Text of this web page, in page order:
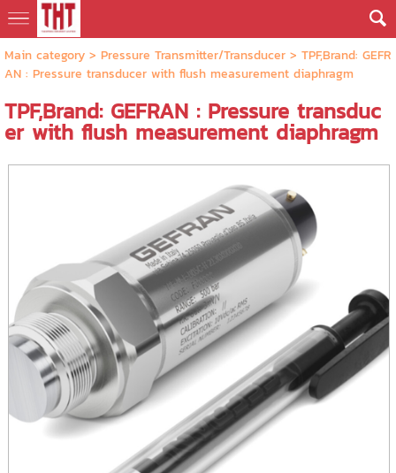
Main category> Pressure Transmitter/Transducer> TPF,Brand: GEFR
AN : Pressure transducer with flush measurement diaphragm
TPF,Brand: GEFRAN : Pressure transduc
er with flush measurement diaphragm